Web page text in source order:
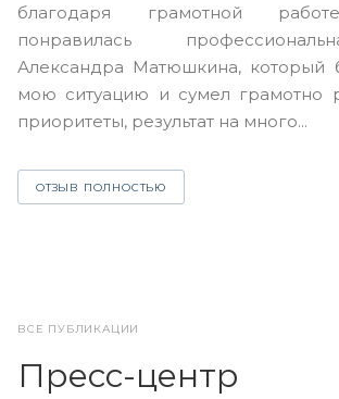
благодаря грамотной
понравилась
Александра Матюшкина, который
мою ситуацию и сумел грамотно
приоритеты, результат на много...
ОТЗЫВ ПОЛНОСТЬЮ
ВСЕ ПУБЛИКАЦИИ
Пресс-центр